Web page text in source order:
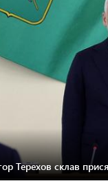
Терехов склав